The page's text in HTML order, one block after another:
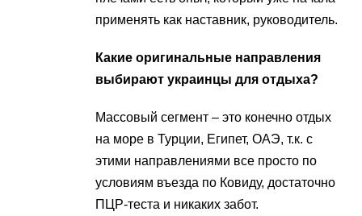
применять как наставник, руководитель.
Какие оригинальные направления
выбирают украинцы для отдыха?
Массовый сегмент – это конечно отдых
на море в Турции, Египет, ОАЭ, т.к. с
этими направлениями все просто по
условиям въезда по Ковиду, достаточно
ПЦР-теста и никаких забот.